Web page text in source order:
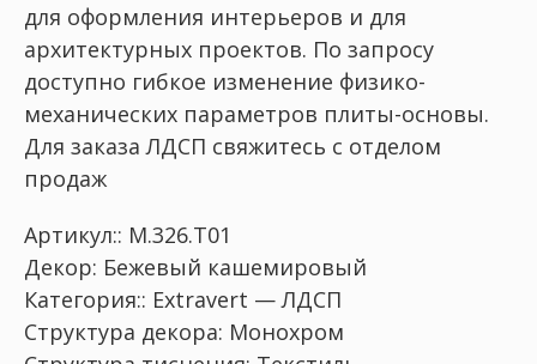
для оформления интерьеров и для
архитектурных проектов. По запросу
доступно гибкое изменение физико-
механических параметров плиты-основы.
Для заказа ЛДСП свяжитесь с отделом
продаж
Артикул:: M.326.T01
Декор: Бежевый кашемировый
Категория:: Extravert — ЛДСП
Структура декора: Монохром